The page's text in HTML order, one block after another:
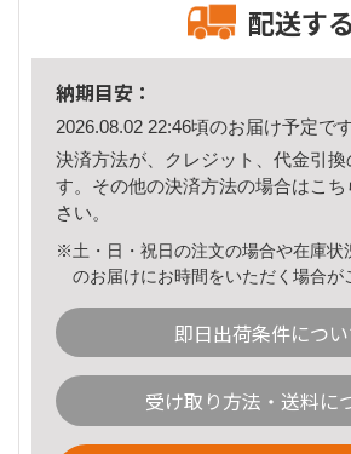
配送する
納期目安：
2026.08.02 22:46頃のお届け予定です
決済方法が、クレジット、代金引換
す。その他の決済方法の場合はこち
さい。
※土・日・祝日の注文の場合や在庫状
のお届けにお時間をいただく場合が
即日出荷条件につ
受け取り方法・送料に